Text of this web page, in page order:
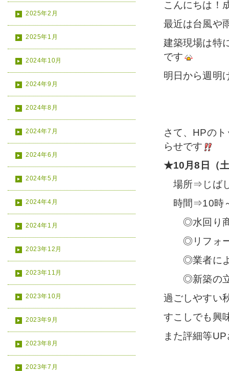
2025年2月
2025年1月
2024年10月
2024年9月
2024年8月
2024年7月
2024年6月
2024年5月
2024年4月
2024年1月
2023年12月
2023年11月
2023年10月
2023年9月
2023年8月
2023年7月
こんにちは！
最近は台風や
建築現場は特
です
明日から週明
さて、HPの
らせです
★10月8日（
場所⇒じば
時間⇒10時
◎水回り商
◎リフォー
◎業者によ
◎新築の立
過ごしやすい
すこしでも興
また評細等